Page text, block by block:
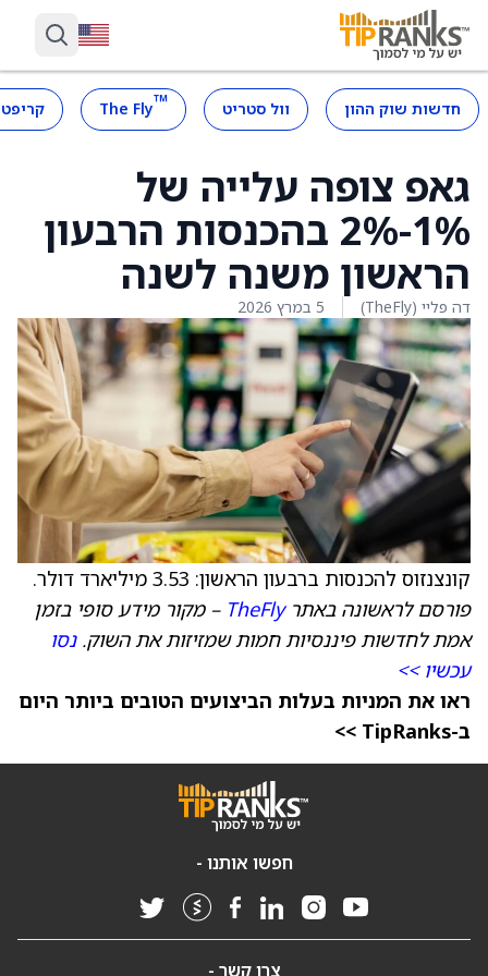
חדשות שוק ההון וול סטריט ™
The Fly
גאפ צופה עלייה של
1%-2% בהכנסות הרבעון
הראשון משנה לשנה
דה פליי (TheFly) 5 במרץ 2026
קונצנזוס להכנסות ברבעון הראשון: 3.53 מיליארד דולר.
פורסם לראשונה באתרTheFly – מקור מידע סופי בזמן
אמת לחדשות פיננסיות חמות שמזיזות את השוק.נסו
עכשיו >>
ראו את המניות בעלות הביצועים הטובים ביותר היום
ב-TipRanks >>
חפשו אותנו -
צרו קשר -